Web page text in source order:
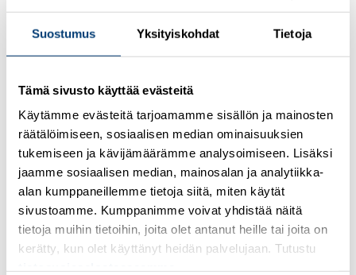
Suostumus Yksityiskohdat Tietoja
Tämä sivusto käyttää evästeitä
Käytämme evästeitä tarjoamamme sisällön ja mainosten
räätälöimiseen, sosiaalisen median ominaisuuksien
tukemiseen ja kävijämäärämme analysoimiseen. Lisäksi
jaamme sosiaalisen median, mainosalan ja analytiikka-
alan kumppaneillemme tietoja siitä, miten käytät
sivustoamme. Kumppanimme voivat yhdistää näitä
tietoja muihin tietoihin, joita olet antanut heille tai joita on
kerätty, kun olet käyttänyt heidän palvelujaan. Tutustu
Kirjaudu sisään nähdäksesi hinnat ja käyttääksesi
verkkokauppaa
Osastot:Kenttälaitteet ,Uudet tuotteet
TUTUSTU MYÖS